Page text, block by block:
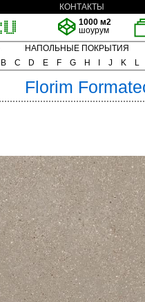
КОНТАКТЫ
1000 м2
шоурум
НАПОЛЬНЫЕ ПОКРЫТИЯ
B C D E F G H J K L
Florim